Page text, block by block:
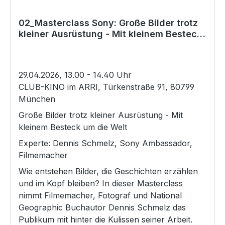
ISO und die neuen Autofokus-Optionen.
02_Masterclass Sony: Große Bilder trotz
kleiner Ausrüstung - Mit kleinem Besteck
29.04.2026, 13.00 - 14.40 Uhr
CLUB-KINO im ARRI, Türkenstraße 91, 80799
München
Große Bilder trotz kleiner Ausrüstung - Mit
kleinem Besteck um die Welt
Experte: Dennis Schmelz, Sony Ambassador,
Filmemacher
Wie entstehen Bilder, die Geschichten erzählen
und im Kopf bleiben? In dieser Masterclass
nimmt Filmemacher, Fotograf und National
Geographic Buchautor Dennis Schmelz das
Publikum mit hinter die Kulissen seiner Arbeit.